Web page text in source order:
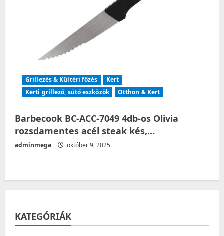
Grillezés & Kültéri főzés
Kert
Kerti grillező, sütő eszközök
Otthon & Kert
Barbecook BC-ACC-7049 4db-os Olivia
rozsdamentes acél steak kés,…
adminmega október 9, 2025
KATEGÓRIÁK